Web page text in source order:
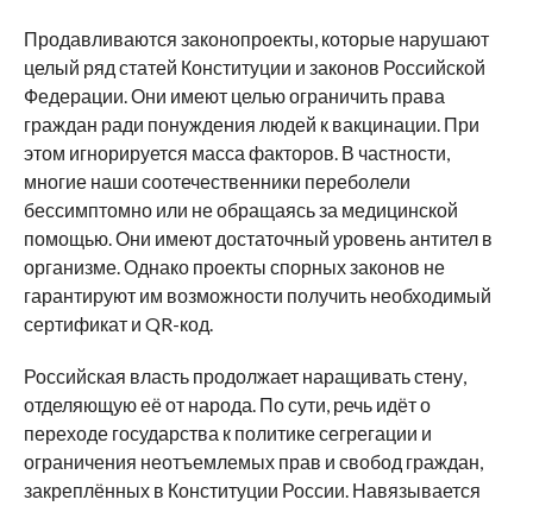
Продавливаются законопроекты, которые нарушают
целый ряд статей Конституции и законов Российской
Федерации. Они имеют целью ограничить права
граждан ради понуждения людей к вакцинации. При
этом игнорируется масса факторов. В частности,
многие наши соотечественники переболели
бессимптомно или не обращаясь за медицинской
помощью. Они имеют достаточный уровень антител в
организме. Однако проекты спорных законов не
гарантируют им возможности получить необходимый
сертификат и QR-код.
Российская власть продолжает наращивать стену,
отделяющую её от народа. По сути, речь идёт о
переходе государства к политике сегрегации и
ограничения неотъемлемых прав и свобод граждан,
закреплённых в Конституции России. Навязывается